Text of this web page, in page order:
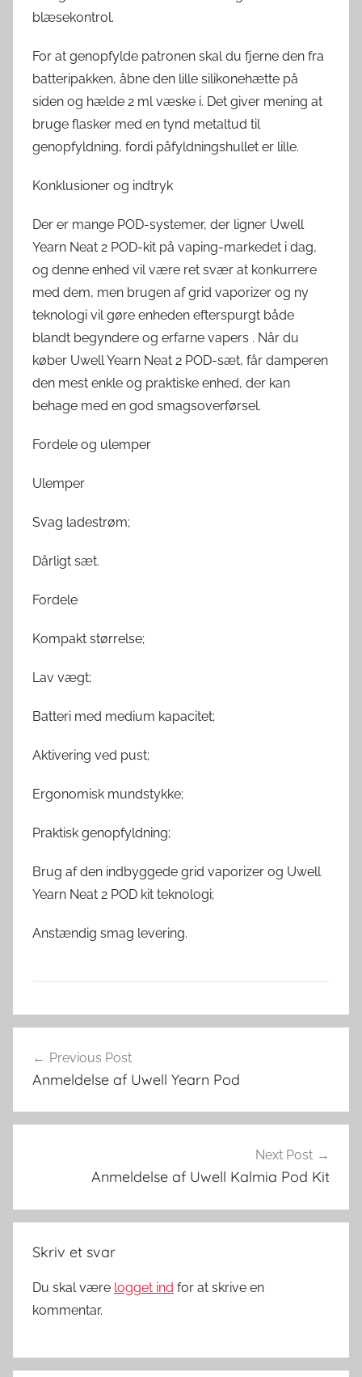
blæsekontrol.
For at genopfylde patronen skal du fjerne den fra
batteripakken, åbne den lille silikonehætte på
siden og hælde 2 ml væske i. Det giver mening at
bruge flasker med en tynd metaltud til
genopfyldning, fordi påfyldningshullet er lille.
Konklusioner og indtryk
Der er mange POD-systemer, der ligner Uwell
Yearn Neat 2 POD-kit på vaping-markedet i dag,
og denne enhed vil være ret svær at konkurrere
med dem, men brugen af grid vaporizer og ny
teknologi vil gøre enheden efterspurgt både
blandt begyndere og erfarne vapers . Når du
køber Uwell Yearn Neat 2 POD-sæt, får damperen
den mest enkle og praktiske enhed, der kan
behage med en god smagsoverførsel.
Fordele og ulemper
Ulemper
Svag ladestrøm;
Dårligt sæt.
Fordele
Kompakt størrelse;
Lav vægt;
Batteri med medium kapacitet;
Aktivering ved pust;
Ergonomisk mundstykke;
Praktisk genopfyldning;
Brug af den indbyggede grid vaporizer og Uwell
Yearn Neat 2 POD kit teknologi;
Anstændig smag levering.
E
æ
s
Previous Post
Anmeldelse af Uwell Yearn Pod
Next Post
Anmeldelse af Uwell Kalmia Pod Kit
Skriv et svar
Du skal være logget ind for at skrive en
kommentar.